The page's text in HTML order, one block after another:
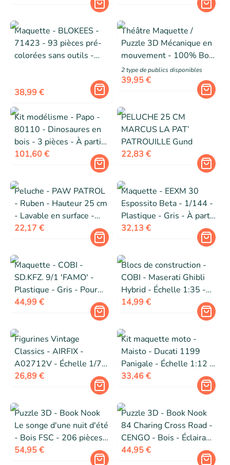
Assemblage sans colle
Maquette - BLOKEES -
71423 - 93 pièces pré-
colorées sans outils -
38,99 €
Théâtre Maquette /
Puzzle 3D Mécanique en
mouvement - 100% Bois
- Bois - Beige - Adulte -
Mixte
2type de publics disponibles
39,95 €
Kit modélisme - Papo -
80110 - Dinosaures en
bois - 3 pièces - À partir
de 3 ans
101,60 €
PELUCHE 25 CM
MARCUS LA PAT’
PATROUILLE Gund
22,83 €
Peluche - PAW PATROL
- Ruben - Hauteur 25 cm
- Lavable en surface -
Pour enfant dès 12 mois
22,17 €
Maquette - EEXM 30
Espossito Beta - 1/144 -
Plastique - Gris - À partir
de 14 ans
32,13 €
Maquette - COBI -
SD.KFZ. 9/1 'FAMO' -
Plastique - Gris - Pour
adultes à partir de 14 ans
44,99 €
Blocs de construction -
COBI - Maserati Ghibli
Hybrid - Échelle 1:35 -
105 pièces - Pour
14,99 €
Figurines Vintage
Classics - AIRFIX -
A02712V - Échelle 1/72
- 14 pièces - Niveau de
26,89 €
Kit maquette moto -
Maisto - Ducati 1199
Panigale - Échelle 1:12 -
Couleur Rouge - 1 pièce
33,46 €
Puzzle 3D - Book Nook
Le songe d'une nuit d'été
- Bois FSC - 206 pièces -
Éclairage LED
54,95 €
Puzzle 3D - Book Nook
84 Charing Cross Road -
CENGO - Bois - Éclairage
LED détecteur de
mouvement - 178 pièces
44,95 €